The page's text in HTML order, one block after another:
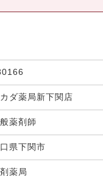
ダ薬局新下関店
薬剤師
県下関市
薬局